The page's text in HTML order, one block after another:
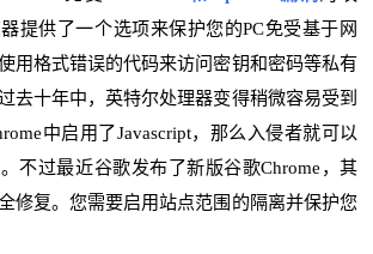
提供了一个选项来保护您的PC免受基于网
用格式错误的代码来访问密钥和密码等私有
去十年中，英特尔处理器变得稍微容易受到
中启用了Javascript，那么入侵者就可以
不过最近谷歌发布了新版谷歌Chrome，其
修复。您需要启用站点范围的隔离并保护您